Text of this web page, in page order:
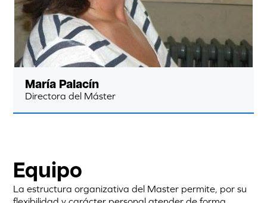
María Palacín
Directora del Máster
Equipo
La estructura organizativa del Master permite, por su